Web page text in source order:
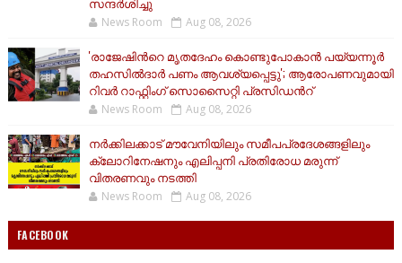
News Room Aug 08, 2026
'രാജേഷിന്‍റെ മൃതദേഹം കൊണ്ടുപോകാൻ പയ്യന്നൂർ
തഹസിൽദാർ പണം ആവശ്യപ്പെട്ടു'; ആരോപണവുമായി
റിവർ റാഫ്റ്റിംഗ് സൊസൈറ്റി പ്രസിഡന്‍റ്
News Room Aug 08, 2026
നർക്കിലക്കാട് മൗവേനിയിലും സമീപപ്രദേശങ്ങളിലും
ക്ലോറിനേഷനും എലിപ്പനി പ്രതിരോധ മരുന്ന്
വിതരണവും നടത്തി
News Room Aug 08, 2026
FACEBOOK